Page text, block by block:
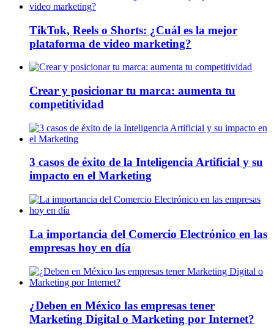
TikTok, Reels o Shorts: ¿Cuál es la mejor
plataforma de video marketing?
Crear y posicionar tu marca: aumenta tu
competitividad
3 casos de éxito de la Inteligencia Artificial y su
impacto en el Marketing
La importancia del Comercio Electrónico en las
empresas hoy en día
¿Deben en México las empresas tener
Marketing Digital o Marketing por Internet?